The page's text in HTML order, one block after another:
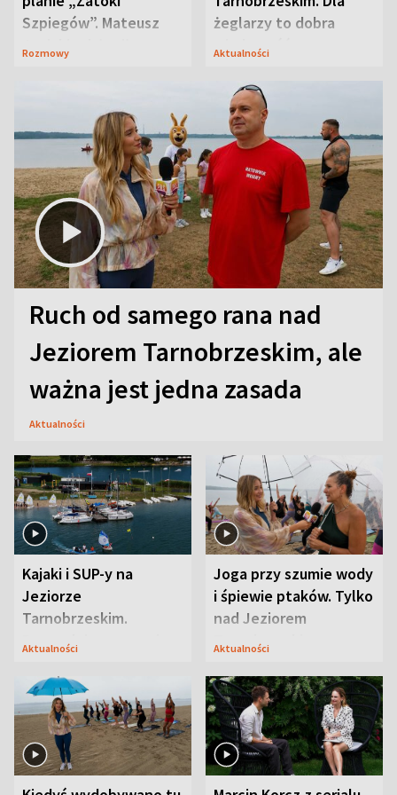
Szpiegów”. Mateusz
Janicki odsłonił
Rozmowy
żeglarzy to dobra
wiadomość
Aktualności
Ruch od samego rana nad
Jeziorem Tarnobrzeskim, ale
ważna jest jedna zasada
Aktualności
Kajaki i SUP-y na
Jeziorze
Tarnobrzeskim.
Przyrodnicy zwracają
Aktualności
Joga przy szumie wody
i śpiewie ptaków. Tylko
nad Jeziorem
Tarnobrzeskim
Aktualności